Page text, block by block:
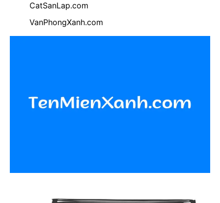
CatSanLap.com
VanPhongXanh.com